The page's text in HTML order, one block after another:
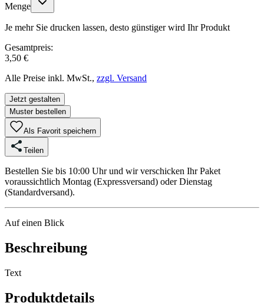
Menge
Je mehr Sie drucken lassen, desto günstiger wird Ihr Produkt
Gesamtpreis:
3,50 €
Alle Preise inkl. MwSt., zzgl. Versand
Jetzt gestalten
Muster bestellen
Als Favorit speichern
Teilen
Bestellen Sie bis 10:00 Uhr und wir verschicken Ihr Paket
voraussichtlich Montag (Expressversand) oder Dienstag
(Standardversand).
Auf einen Blick
Beschreibung
Text
Produktdetails